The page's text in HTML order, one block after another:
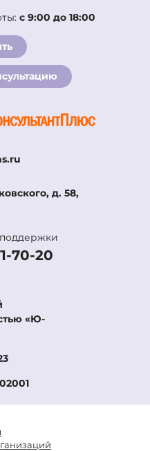
с 9:00 до 18:00
д. 58,
70-20
«Ю-